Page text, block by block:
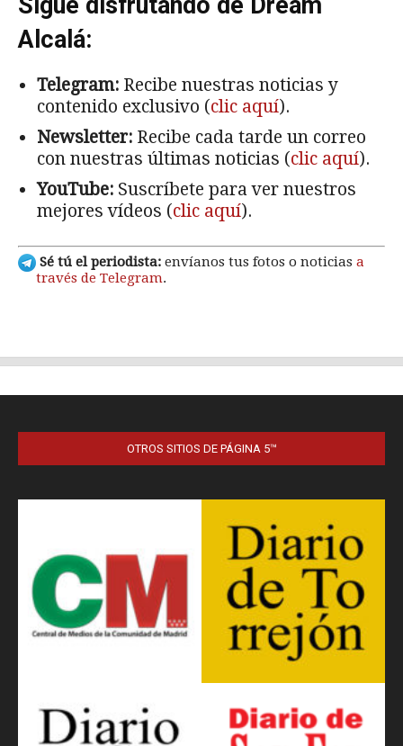
OTROS SITIOS DE PÁGINA 5™